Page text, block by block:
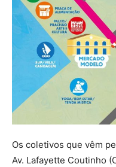
Os coletivos que vêm
Av. Lafayette Coutinho